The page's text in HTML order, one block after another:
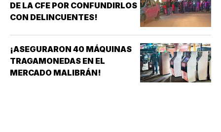
DE LA CFE POR CONFUNDIRLOS
CON DELINCUENTES!
¡ASEGURARON 40 MÁQUINAS
TRAGAMONEDAS EN EL
MERCADO MALIBRÁN!